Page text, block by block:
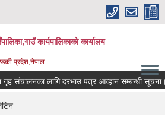
कार्यपालिकाकाे कार्यालय
प्रदेश,नेपाल
संचालनका लागि दरभाउ पत्र आव्हान सम्बन्धी सूचना।